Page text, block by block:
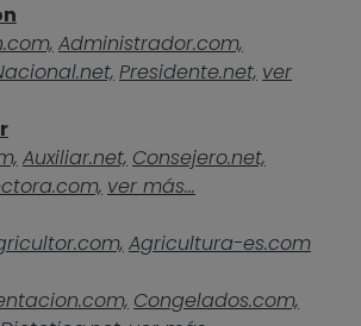
Administrador.com,
Presidente.net, ver
Auxiliar.net, Consejero.net,
ver más...
Agricultura-es.com
Congelados.com,